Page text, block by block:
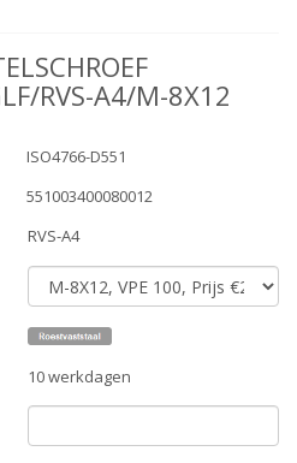
RVS-A4/M-8X12
ISO4766-D551
551003400080012
RVS-A4
10 werkdagen